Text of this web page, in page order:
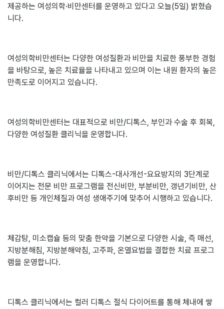
제공하는 여성의학·비만센터를 운영하고 있다고 오늘(5일) 밝혔습
니다.
여성의학비만센터는 다양한 여성질환과 비만을 치료한 풍부한 경험
을 바탕으로, 높은 치료율을 나타내고 있으며 이는 내원 환자의 높은
만족도로 이어지고 있습니다.
여성의학비만센터는 대표적으로 비만/디톡스, 부인과 수술 후 회복,
다양한 여성질환 클리닉을 운영합니다.
비만/디톡스 클리닉에서는 디톡스-대사개선-요요방지의 3단계로
이어지는 전문 비만 프로그램을 전신비만, 부분비만, 갱년기비만, 산
후비만 등 개인체질과 여성 생애주기에 맞추어 시행하고 있습니다.
체감탕, 미소캡슐 등의 맞춤 한약을 기본으로 다양한 시술, 즉 매선,
지방분해침, 지방분해약침, 고주파, 온열요법을 결합한 치료 프로그
램을 운영합니다.
디톡스 클리닉에서는 컬러 디톡스 절식 다이어트를 통해 체내에 쌓